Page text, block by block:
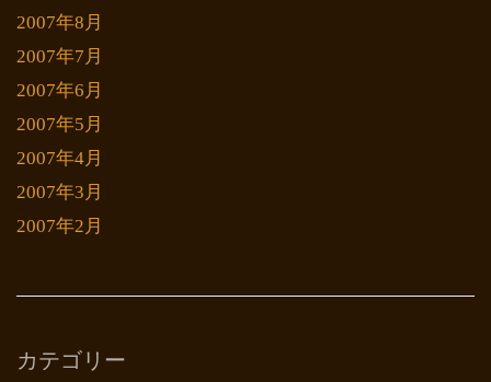
2007年8月
2007年7月
2007年6月
2007年5月
2007年4月
2007年3月
2007年2月
カテゴリー